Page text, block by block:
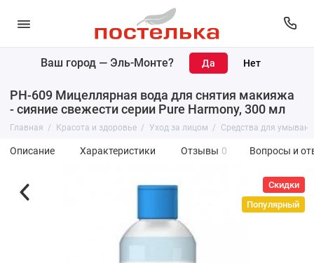
Ваш город — Эль-Монте?
PH-609 Мицеллярная вода для снятия макияжа
- сияние свежести серии Pure Harmony, 300 мл
Главная Красота и здоровье Уход за лицом Средства для
Описание Характеристики Отзывы 0 Вопросы и
Скидки
Популярный